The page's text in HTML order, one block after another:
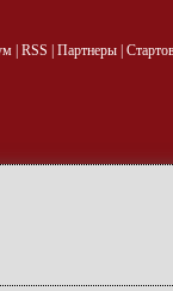
| RSS Партнеры|